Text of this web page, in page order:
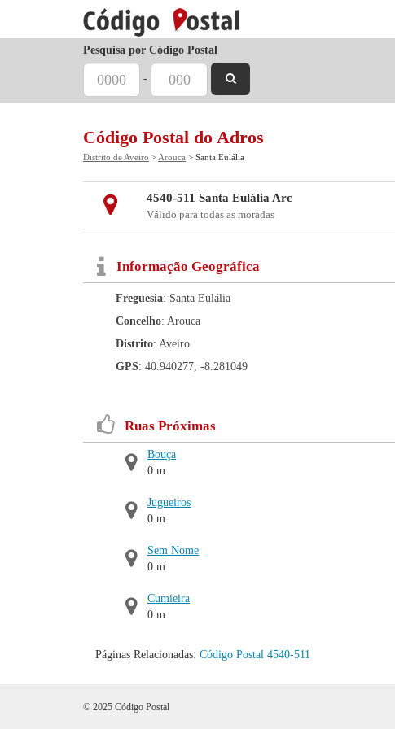
Pesquisa por Código Postal
-
Código Postal do Adros
Distrito de Aveiro > Arouca > Santa Eulália
4540-511 Santa Eulália Arc
Válido para todas as moradas
Informação Geográfica
Freguesia: Santa Eulália
Concelho: Arouca
Distrito: Aveiro
GPS: 40.940277, -8.281049
Ruas Próximas
Bouça
0 m
Jugueiros
0 m
Sem Nome
0 m
Cumieira
0 m
Páginas Relacionadas: Código Postal 4540-511
© 2025 Código Postal